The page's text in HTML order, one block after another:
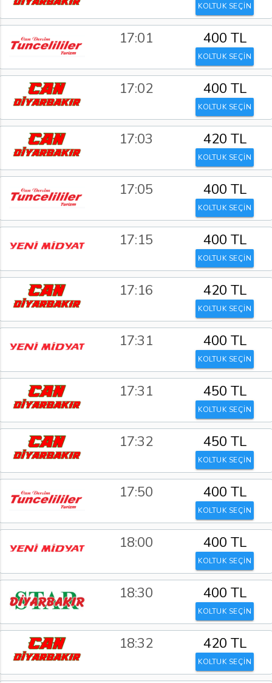
KOLTUK SEÇİN
17:01 400 TL
KOLTUK SEÇİN
17:02 400 TL
KOLTUK SEÇİN
17:03 420 TL
KOLTUK SEÇİN
17:05 400 TL
KOLTUK SEÇİN
17:15 400 TL
KOLTUK SEÇİN
17:16 420 TL
KOLTUK SEÇİN
17:31 400 TL
KOLTUK SEÇİN
17:31 450 TL
KOLTUK SEÇİN
17:32 450 TL
KOLTUK SEÇİN
17:50 400 TL
KOLTUK SEÇİN
18:00 400 TL
KOLTUK SEÇİN
18:30 400 TL
KOLTUK SEÇİN
18:32 420 TL
KOLTUK SEÇİN